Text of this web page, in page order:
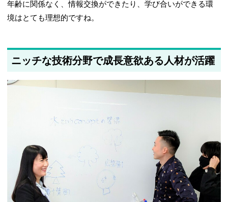
年齢に関係なく、情報交換ができたり、学び合いができる環
境はとても理想的ですね。
ニッチな技術分野で成長意欲ある人材が活躍